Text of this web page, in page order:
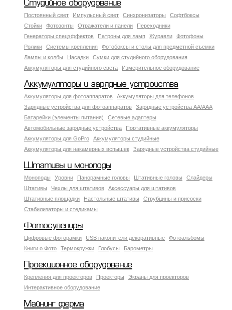
Студийное оборудование
Постоянный свет Импульсный свет Синхронизаторы
Софтбоксы
Стойки
Фотозонты Отражатели и панели
Переходники
Генераторы спецэффектов
Патроны для ламп Журавли
Фотофоны
Ролики
Системы крепления
Фотобоксы и столы для предметной съемки
Лампы и колбы
Насадки
Сумки для студийного оборудования
Аккумуляторы для студийного света
Измерительное оборудование
Аккумуляторы и зарядные устройства
Аккумуляторы для фотоаппаратов
Аккумуляторы для телефонов
Зарядные устройства для фотоаппаратов
Зарядные устройства AA/AAA
Батарейки (элементы питания)
Сетевые адаптеры
Автомобильные зарядные устройства
Портативные аккумуляторы
Аккумуляторы для GoPro
Аккумуляторы студийные
Аккумуляторы для накамерных вспышек
Зарядные устройства студийные
Штативы и моноподы
Моноподы Уровни Панорамные головы Штативные головы
Слайдеры
Штативы
Чехлы для штативов
Аксессуары для штативов
Штативные площадки
Настольные штативы
Струбцины и присоски
Стабилизаторы и стедикамы
Фотосувениры
Цифровые фоторамки USB накопители декоративные
Фотоальбомы
Книги о Фото
Термокружки Глобусы Барометры
Проекционное оборудование
Крепления для проекторов Проекторы
Экраны для проекторов
Интерактивное оборудование
Майнинг ферма